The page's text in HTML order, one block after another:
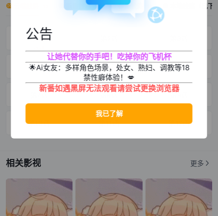
 新番线路 12 存储线路 12 本地线路（已下
第1话
第4话 第5话 第6话
第7话 第8话 第9话
第10话 第11话 第12话
相关影视 更多
公告
让她代替你的手吧！吃掉你的飞机杯
🌟Ai女友：多样角色场景，处女、熟妇、调教等18
禁性癖体验！💋
新番如遇黑屏无法观看请尝试更换浏览器